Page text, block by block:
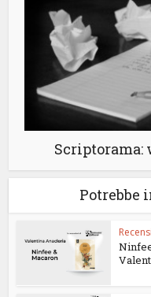
Potrebbe